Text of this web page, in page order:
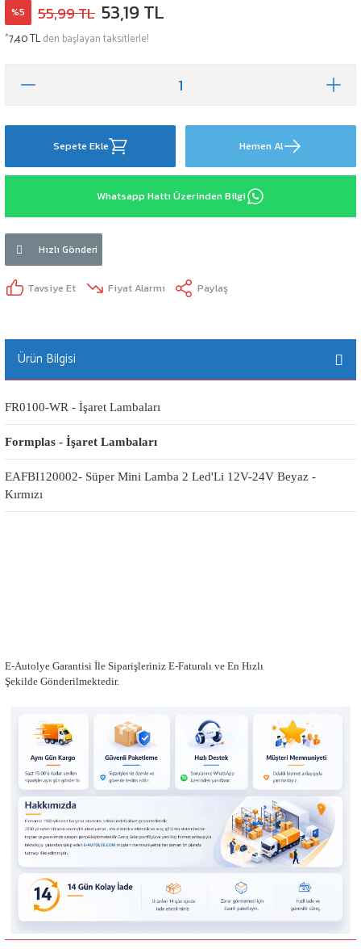
%5 55,99 TL 53,19 TL
*7,40 TLden başlayan taksitlerle!
Sepete Ekle Hemen Al
Whatsapp Hattı Üzerinden Bilgi
Hızlı Gönderi
Tavsiye Et Fiyat Alarmı Paylaş
Ürün Bilgisi
FR0100-WR - İşaret Lambaları
Formplas - İşaret Lambaları
EAFBI120002- Süper Mini Lamba 2 Led'Li 12V-24V Beyaz -
Kırmızı
E-Autolye Garantisi İle Siparişleriniz E-Faturalı ve En Hızlı
Şekilde Gönderilmektedir.